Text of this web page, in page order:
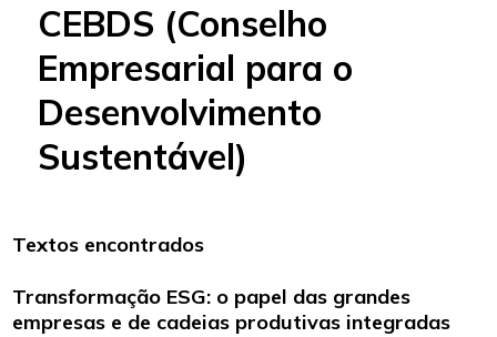
CEBDS (Conselho
Empresarial para o
Desenvolvimento
Sustentável)
Textos encontrados
Transformação ESG: o papel das grandes
empresas e de cadeias produtivas integradas